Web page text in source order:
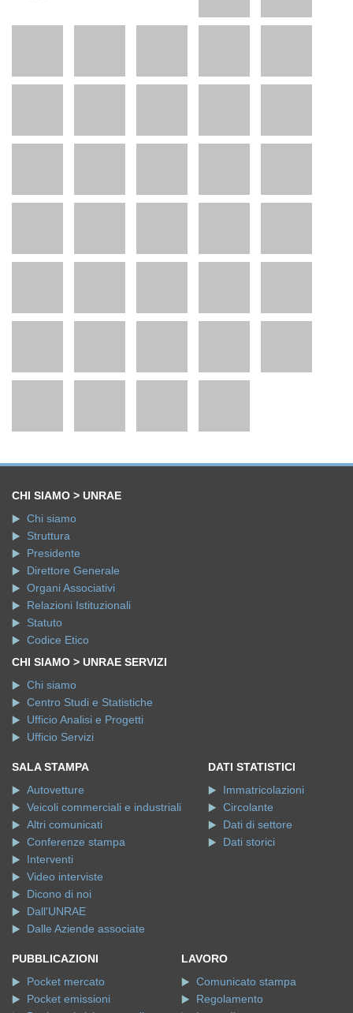
CHI SIAMO > UNRAE
Chi siamo
Struttura
Presidente
Direttore Generale
Organi Associativi
Relazioni Istituzionali
Statuto
Codice Etico
CHI SIAMO > UNRAE SERVIZI
Chi siamo
Centro Studi e Statistiche
Ufficio Analisi e Progetti
Ufficio Servizi
SALA STAMPA
Autovetture
Veicoli commerciali e industriali
Altri comunicati
Conferenze stampa
Interventi
Video interviste
Dicono di noi
Dall'UNRAE
Dalle Aziende associate
DATI STATISTICI
Immatricolazioni
Circolante
Dati di settore
Dati storici
PUBBLICAZIONI
Pocket mercato
Pocket emissioni
LAVORO
Comunicato stampa
Regolamento